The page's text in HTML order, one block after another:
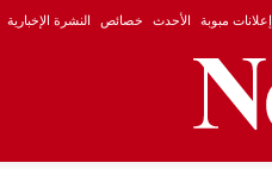
إعلانات مبوبة الأحدث خصائص النشرة الإخبارية